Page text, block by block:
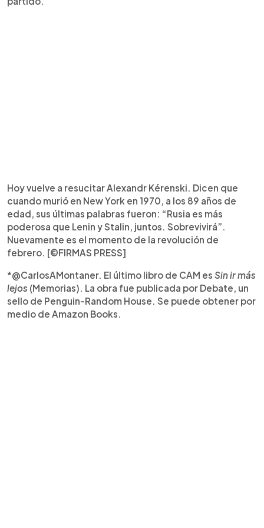
Hoy vuelve a resucitar Alexandr Kérenski. Dicen que
cuando murió en New York en 1970, a los 89 años de
edad, sus últimas palabras fueron: “Rusia es más
poderosa que Lenin y Stalin, juntos. Sobrevivirá”.
Nuevamente es el momento de la revolución de
febrero. [©FIRMAS PRESS]
*@CarlosAMontaner. El último libro de CAM es Sin ir más
lejos (Memorias). La obra fue publicada por Debate, un
sello de Penguin-Random House. Se puede obtener por
medio de Amazon Books.